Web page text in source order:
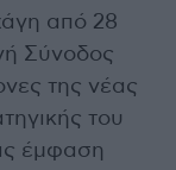
από 28
Σύνοδος
της νέας
του
έμφαση